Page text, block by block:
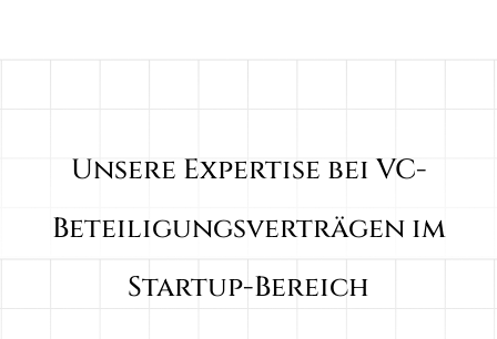
Unsere Expertise bei VC-
Beteiligungsverträgen im
Startup-Bereich